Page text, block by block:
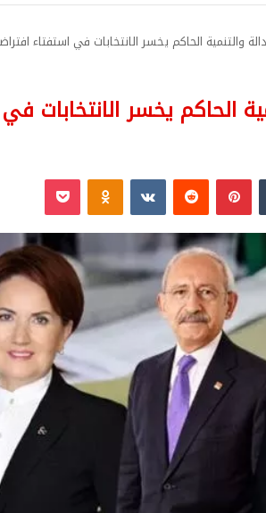
والتنمية الحاكم يخسر الانتخابات في استفتاء
الحاكم يخسر الانتخابات
بينتيريست Odnoklassniki
‫Pocket